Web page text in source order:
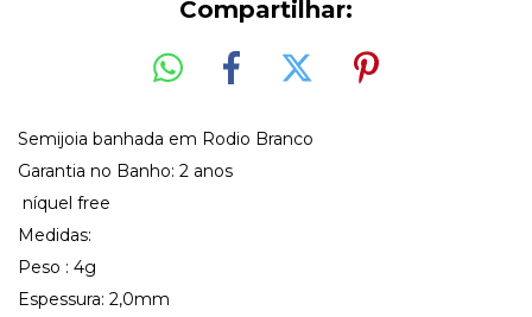
Compartilhar:
Semijoia banhada em Rodio Branco
Garantia no Banho: 2 anos
níquel free
Medidas:
Peso : 4g
Espessura: 2,0mm